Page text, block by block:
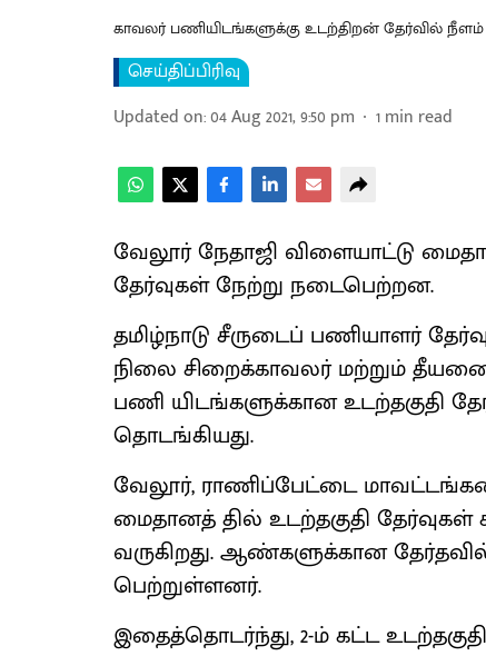
காவலர் பணியிடங்களுக்கு உடற்திறன் தேர்வில்
செய்திப்பிரிவு
Updated on:04 Aug 2021, 9:50 pm 1min read
வேலூர் நேதாஜி விளையாட்டு
தேர்வுகள் நேற்று நடைபெற்றன.
தமிழ்நாடு சீருடைப் பணியாளர்
நிலை சிறைக்காவலர் மற்றும்
பணி யிடங்களுக்கான உடற்தகுதி
தொடங்கியது.
வேலூர், ராணிப்பேட்டை
மைதானத் தில் உடற்தகுதி தேர்வுகள்
வருகிறது. ஆண்களுக்கான தேர்தவில்
பெற்றுள்ளனர்.
இதைத்தொடர்ந்து, 2-ம் கட்ட